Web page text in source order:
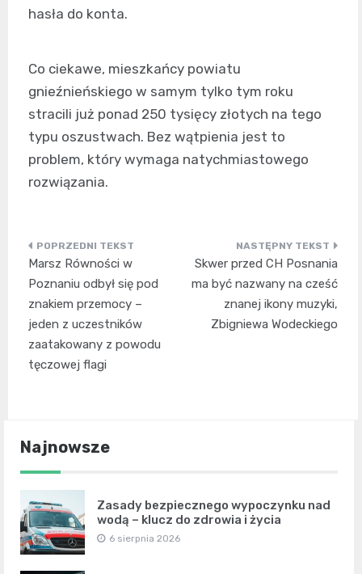
hasła do konta.
Co ciekawe, mieszkańcy powiatu
gnieźnieńskiego w samym tylko tym roku
stracili już ponad 250 tysięcy złotych na tego
typu oszustwach. Bez wątpienia jest to
problem, który wymaga natychmiastowego
rozwiązania.
Nawigacja
wpisu
Marsz Równości w
Poznaniu odbył się pod
znakiem przemocy –
jeden z uczestników
zaatakowany z powodu
tęczowej flagi
Skwer przed CH Posnania
ma być nazwany na cześć
znanej ikony muzyki,
Zbigniewa Wodeckiego
Najnowsze
Zasady bezpiecznego wypoczynku nad
wodą – klucz do zdrowia i życia
6 sierpnia 2026